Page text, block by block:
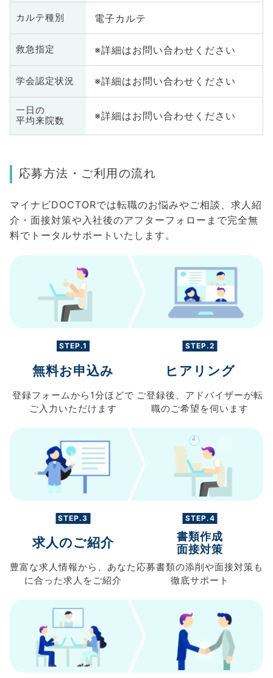
カルテ種別 電子カルテ
救急指定 ※詳細はお問い合わせください
学会認定状況 ※詳細はお問い合わせください
一日の
平均来院数
※詳細はお問い合わせください
応募方法・ご利用の流れ
マイナビDOCTORでは転職のお悩みやご相談、求人紹
介・面接対策や入社後のアフターフォローまで完全無
料でトータルサポートいたします。
STEP.1
無料お申込み
登録フォームから 1分ほどで
ご入力 いただけます
STEP.2
ヒアリング
ご登録後、 アドバイザーが転
職のご希望を伺います
STEP.3
求人のご紹介
豊富な求人情報から、 あなた
に合った求人を ご紹介
STEP.4
書類作成
面接対策
応募書類の添削や面接対策も
徹底サポート